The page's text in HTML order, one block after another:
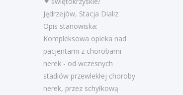
Doradca / Doradczyni Klienta
– branża finansowa
Klient portalu Praca.pl
świętokrzyskie/ Skarżysko-Kamienna
Aktywne pozyskiwanie klientów i
budowanie z nimi długofalowych relacji.
Diagnozowanie potrzeb klientów i
Jędrzejów, Stacja Dializ
Opis stanowiska:
Kompleksowa opieka nad
pacjentami z chorobami
nerek - od wczesnych
stadiów przewlekłej choroby
nerek, przez schyłkową